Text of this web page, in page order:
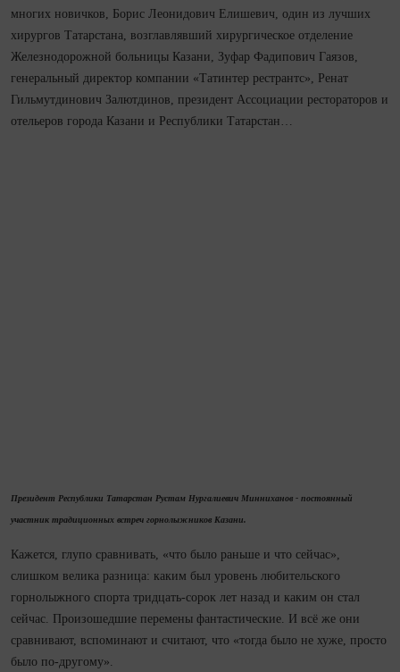
многих новичков, Борис Леонидович Елишевич, один из лучших
хирургов Татарстана, возглавлявший хирургическое отделение
Железнодорожной больницы Казани, Зуфар Фадипович Гаязов,
генеральный директор компании «Татинтер рестрантс», Ренат
Гильмутдинович Залютдинов, президент Ассоциации рестораторов и
отельеров города Казани и Республики Татарстан…
Президент Республики Татарстан Рустам Нургалиевич Минниханов - постоянный
участник традиционных встреч горнолыжников Казани.
Кажется, глупо сравнивать, «что было раньше и что сейчас»,
слишком велика разница: каким был уровень любительского
горнолыжного спорта тридцать-сорок лет назад и каким он стал
сейчас. Произошедшие перемены фантастические. И всё же они
сравнивают, вспоминают и считают, что «тогда было не хуже, просто
было по-другому».